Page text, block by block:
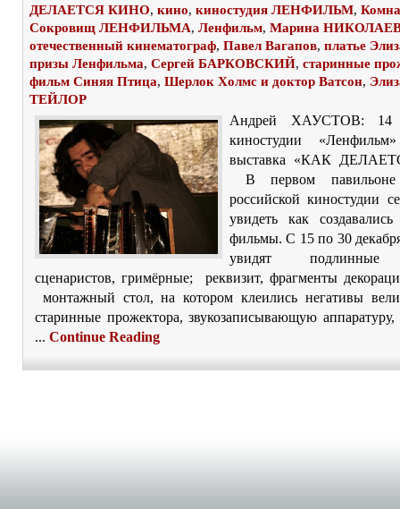
ДЕЛАЕТСЯ КИНО, кино, киностудия ЛЕНФИЛЬМ,
Сокровищ ЛЕНФИЛЬМА, Ленфильм, Марина
отечественный кинематограф, Павел Вагапов, платье
призы Ленфильма, Сергей БАРКОВСКИЙ, старинные
фильм Синяя Птица, Шерлок Холмс и доктор Ватсон,
ТЕЙЛОР
Андрей ХАУСТОВ: 14
киностудии
выставка «КАК
В первом павильоне
российской киностудии
увидеть как
фильмы. С 15 по 30
увидят подлинные
сценаристов, гримёрные; реквизит, фрагменты
монтажный стол, на котором клеились негативы
старинные прожектора, звукозаписывающую
... Continue Reading